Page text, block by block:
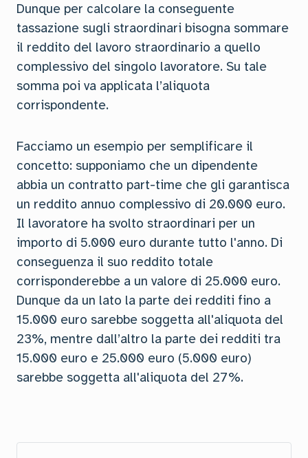
Dunque per calcolare la conseguente
tassazione sugli straordinari bisogna sommare
il reddito del lavoro straordinario a quello
complessivo del singolo lavoratore. Su tale
somma poi va applicata l’aliquota
corrispondente.
Facciamo un esempio per semplificare il
concetto: supponiamo che un dipendente
abbia un contratto part-time che gli garantisca
un reddito annuo complessivo di 20.000 euro.
Il lavoratore ha svolto straordinari per un
importo di 5.000 euro durante tutto l'anno. Di
conseguenza il suo reddito totale
corrisponderebbe a un valore di 25.000 euro.
Dunque da un lato la parte dei redditi fino a
15.000 euro sarebbe soggetta all'aliquota del
23%, mentre dall’altro la parte dei redditi tra
15.000 euro e 25.000 euro (5.000 euro)
sarebbe soggetta all'aliquota del 27%.